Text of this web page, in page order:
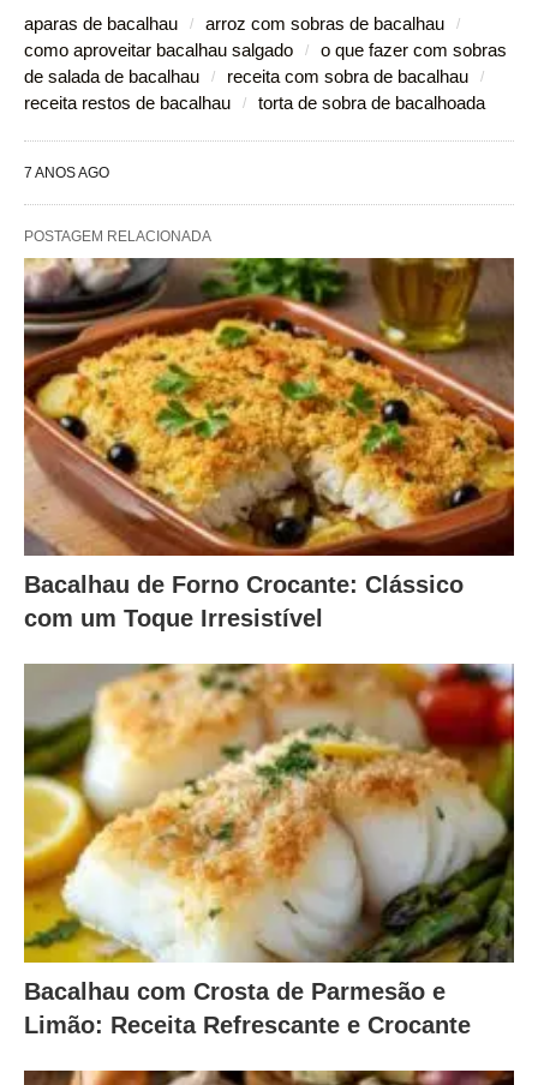
aparas de bacalhau
arroz com sobras de bacalhau
como aproveitar bacalhau salgado
o que fazer com sobras
de salada de bacalhau
receita com sobra de bacalhau
receita restos de bacalhau
torta de sobra de bacalhoada
7 ANOS AGO
POSTAGEM RELACIONADA
Bacalhau de Forno Crocante: Clássico
com um Toque Irresistível
Bacalhau com Crosta de Parmesão e
Limão: Receita Refrescante e Crocante